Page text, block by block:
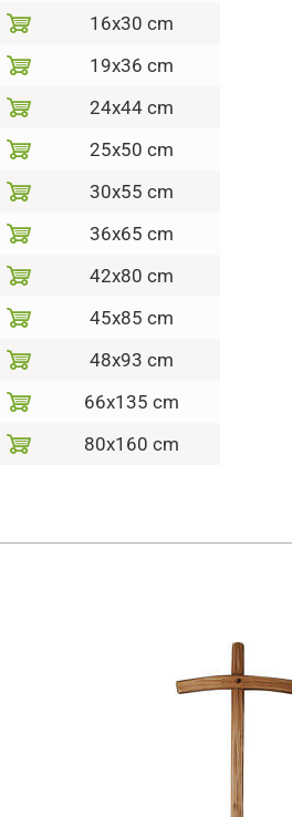
16x30 cm
19x36 cm
24x44 cm
25x50 cm
30x55 cm
36x65 cm
42x80 cm
45x85 cm
48x93 cm
66x135 cm
80x160 cm